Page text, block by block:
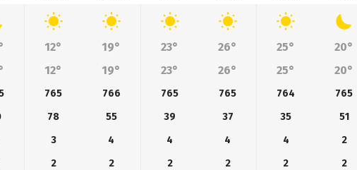
12° 19° 23° 26° 25°
20°
12° 19° 23° 26° 25° 20°
765 766 765 765 764
765
78 55 39 37 35
51
3 4 4 4 4
2
2 2 2 2 2 2